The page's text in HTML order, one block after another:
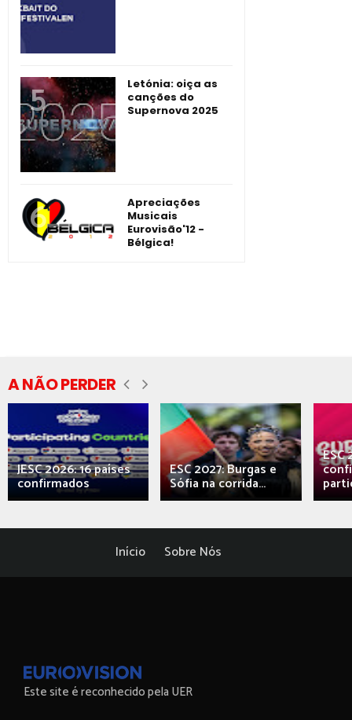
Letónia: oiça as
canções do
Supernova 2025
Apreciações
Musicais
Eurovisão'12 -
Bélgica!
A NÃO PERDER
JESC 2026: 16 países
confirmados
ESC 2027: Burgas e
Sófia na corrida...
ESC
Início Sobre Nós
Este site é reconhecido pela UER